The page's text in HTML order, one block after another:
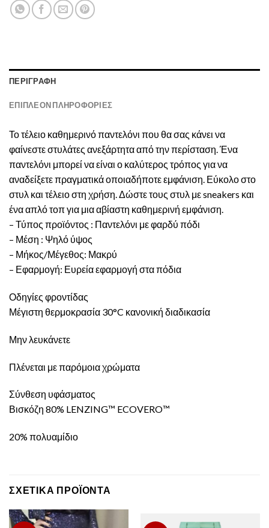
ΠΕΡΙΓΡΑΦΉ
ΕΠΙΠΛΈΟΝ ΠΛΗΡΟΦΟΡΊΕΣ
Το τέλειο καθημερινό παντελόνι που θα σας κάνει να
φαίνεστε στυλάτες ανεξάρτητα από την περίσταση. Ένα
παντελόνι μπορεί να είναι ο καλύτερος τρόπος για να
αναδείξετε πραγματικά οποιαδήποτε εμφάνιση. Εύκολο στο
στυλ και τέλειο στη χρήση. Δώστε τους στυλ με sneakers και
ένα απλό τοπ για μια αβίαστη καθημερινή εμφάνιση.
– Τύπος προϊόντος : Παντελόνι με φαρδύ πόδι
– Μέση : Ψηλό ύψος
– Μήκος/Μέγεθος: Μακρύ
– Εφαρμογή: Ευρεία εφαρμογή στα πόδια
Οδηγίες φροντίδας
Μέγιστη θερμοκρασία 30°C κανονική διαδικασία
Μην λευκάνετε
Πλένεται με παρόμοια χρώματα
Σύνθεση υφάσματος
Βισκόζη 80% LENZING™ ECOVERO™
20% πολυαμίδιο
ΣΧΕΤΙΚΆ ΠΡΟΪΌΝΤΑ